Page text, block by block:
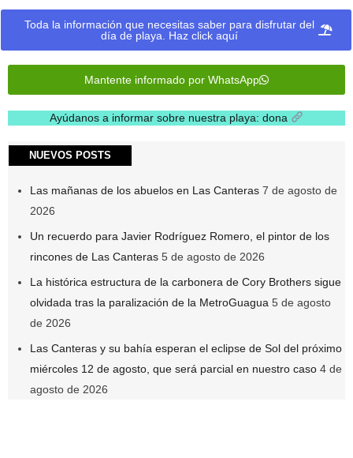
Toda la información que necesitas saber para disfrutar del
día de playa. Haz click aquí
Mantente informado por WhatsApp
Ayúdanos a informar sobre nuestra playa: dona
NUEVOS POSTS
.
Las mañanas de los abuelos en Las Canteras 7 de agosto de
2026
Un recuerdo para Javier Rodríguez Romero, el pintor de los
rincones de Las Canteras 5 de agosto de 2026
La histórica estructura de la carbonera de Cory Brothers sigue
olvidada tras la paralización de la MetroGuagua 5 de agosto
de 2026
Las Canteras y su bahía esperan el eclipse de Sol del próximo
miércoles 12 de agosto, que será parcial en nuestro caso 4 de
agosto de 2026